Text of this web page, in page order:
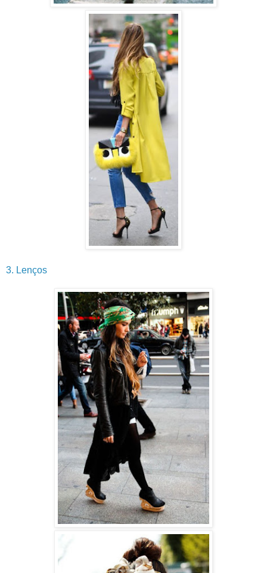
3. Lenços